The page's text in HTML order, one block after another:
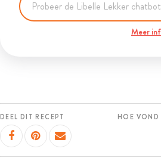
Meer
DEEL DIT RECEPT HOE VOND